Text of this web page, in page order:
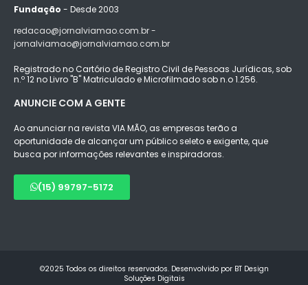
Fundação - Desde 2003
redacao@jornalviamao.com.br -
jornalviamao@jornalviamao.com.br
Registrado no Cartório de Registro Civil de Pessoas Jurídicas, sob
n.º 12 no Livro "B" Matriculado e Microfilmado sob n.o 1.256.
ANUNCIE COM A GENTE
Ao anunciar na revista VIA MÃO, as empresas terão a
oportunidade de alcançar um público seleto e exigente, que
busca por informações relevantes e inspiradoras.
(15) 99797-5172
©2025 Todos os direitos reservados. Desenvolvido por BT Design
Soluções Digitais